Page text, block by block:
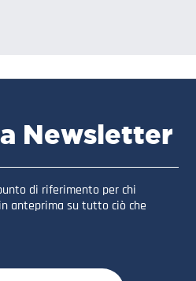
Newsletter
di riferimento per chi
anteprima su tutto ciò che